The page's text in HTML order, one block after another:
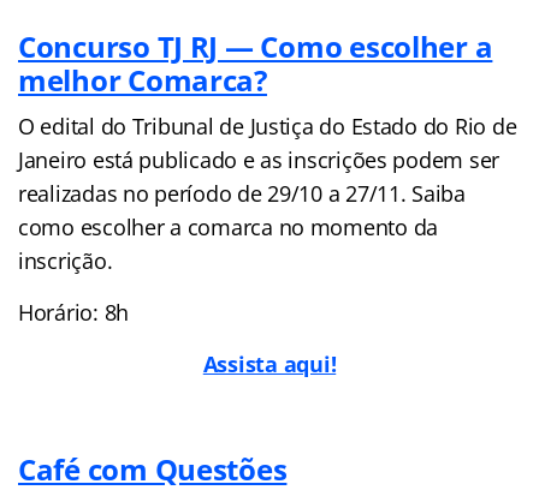
Concurso TJ RJ — Como escolher a
melhor Comarca?
O edital do Tribunal de Justiça do Estado do Rio de
Janeiro está publicado e as inscrições podem ser
realizadas no período de 29/10 a 27/11. Saiba
como escolher a comarca no momento da
inscrição.
Horário: 8h
Assista aqui!
Café com Questões